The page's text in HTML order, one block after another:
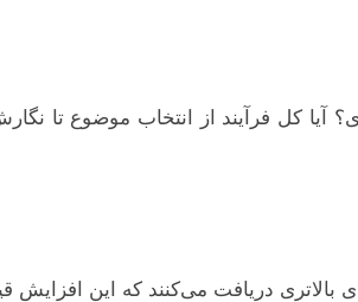
آیا کل فرآیند از انتخاب موضوع تا
دریافت می‌کنند که این افزایش